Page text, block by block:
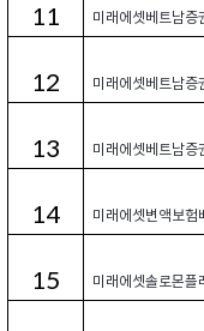
11 미래에셋베트남
12 미래에셋베트남
13 미래에셋베트남
14 미래에셋변액보
15 미래에셋솔로몬